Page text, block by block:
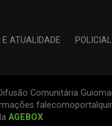
E ATUALIDADE POLICIAL
Comunitária
AGEBOX